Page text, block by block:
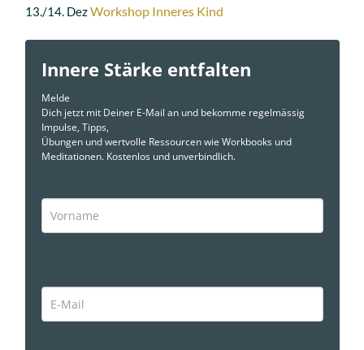
13./14. DezWorkshop Inneres Kind
Innere Stärke entfalten
Melde
Dich jetzt mit Deiner E-Mail an und bekomme regelmässig
Impulse, Tipps,
Übungen und wertvolle Ressourcen wie Workbooks und
Meditationen. Kostenlos und unverbindlich.